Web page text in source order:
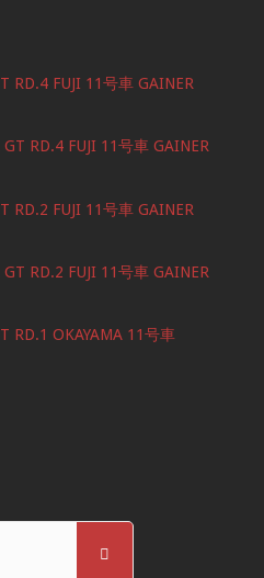
RD.4 FUJI 11号車 GAINER
RD.4 FUJI 11号車 GAINER
RD.2 FUJI 11号車 GAINER
RD.2 FUJI 11号車 GAINER
RD.1 OKAYAMA 11号車
検